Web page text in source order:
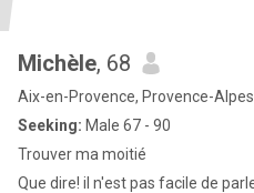
Michèle, 68
Aix-en-Provence, Provence-
Seeking: Male 67 - 90
Trouver ma moitié
Que dire! il n'est pas facile de